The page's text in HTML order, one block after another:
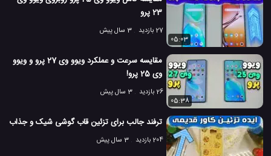
23 پرو
27 بازدید
3 سال پیش
05:03
مقایسه سرعت و عملکرد ویوو وی 27 پرو و ویوو
وی 25 پرو!
26 بازدید
3 سال پیش
05:38
ترفند جالب برای تزئین قاب گوشی شیک و جذاب
204 بازدید 3 سال پیش